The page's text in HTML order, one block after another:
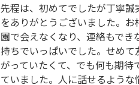
先程は、初めてでしたが丁寧誠
をありがとうございました。お
園で会えなくなり、連絡もでき
持ちでいっぱいでした。せめて
がっていたくて、でも何も期待
ていました。人に話せるような